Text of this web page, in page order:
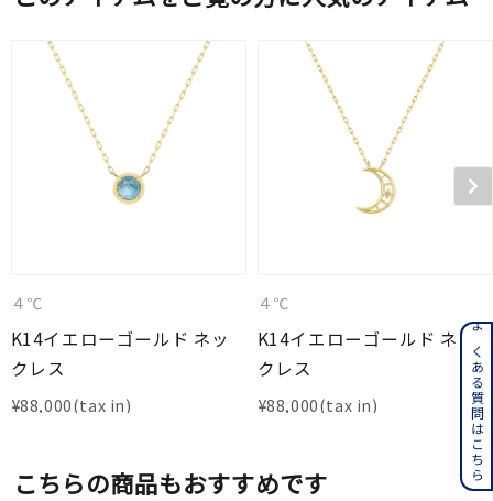
４℃
K14イエローゴールド ネッ
クレス
¥88,000
４℃
K14イエローゴールド ネッ
クレス
¥88,000
こちらの商品もおすすめです よくある質問はこちら